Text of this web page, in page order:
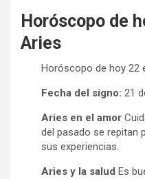
Horóscopo de
Aries
Horóscopo de hoy 22
Fecha del signo: 21
Aries en el amor
del pasado se repitan
sus experiencias.
Aries y la salud Es